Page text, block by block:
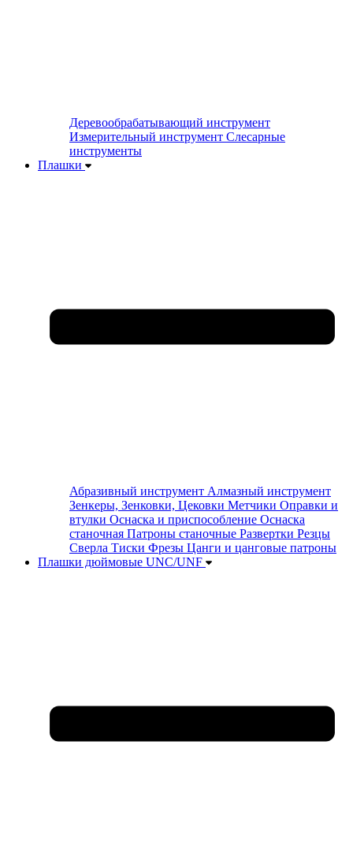
Деревообрабатывающий инструмент
Измерительный инструмент Слесарные
инструменты
Плашки
Абразивный инструмент Алмазный инструмент
Зенкеры, Зенковки, Цековки Метчики Оправки и
втулки Оснаска и приспособление Оснаска
станочная Патроны станочные Развертки Резцы
Сверла Тиски Фрезы Цанги и цанговые патроны
Плашки дюймовые UNC/UNF